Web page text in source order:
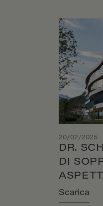
20/02/2025
DR.
DI
Scarica